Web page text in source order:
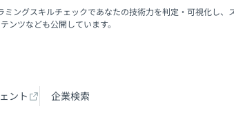
ングスキルチェックであなたの技術力を判定・可視化し、
ツなども公開しています。
ント
企業検索